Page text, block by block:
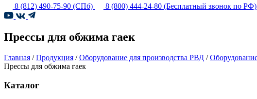
8 (812) 490-75-90 (СПб) 8 (800) 444-24-80 (Бесплатный звонок по РФ)
Прессы для обжима гаек
Главная /Продукция /Оборудование для производства РВД /
Прессы для обжима гаек
Каталог